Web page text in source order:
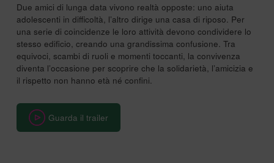
Due amici di lunga data vivono realtà opposte: uno aiuta
adolescenti in difficoltà, l’altro dirige una casa di riposo. Per
una serie di coincidenze le loro attività devono condividere lo
stesso edificio, creando una grandissima confusione. Tra
equivoci, scambi di ruoli e momenti toccanti, la convivenza
diventa l’occasione per scoprire che la solidarietà, l’amicizia e
il rispetto non hanno età né confini.
Guarda il trailer